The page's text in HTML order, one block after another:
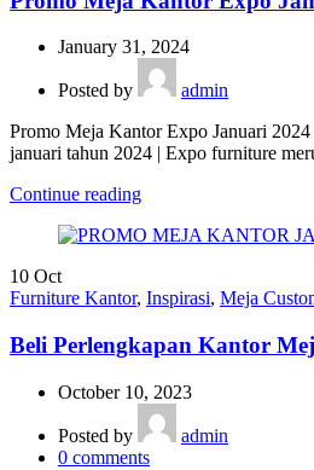
January 31, 2024
Posted by
admin
Promo Meja Kantor Expo Januari
januari tahun 2024 | Expo furniture
Continue reading
10 Oct
Furniture Kantor, Inspirasi, Meja
Beli Perlengkapan Kantor
October 10, 2023
Posted by
admin
0 comments